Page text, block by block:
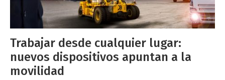
Trabajar desde cualquier lugar:
nuevos dispositivos apuntan a la
movilidad